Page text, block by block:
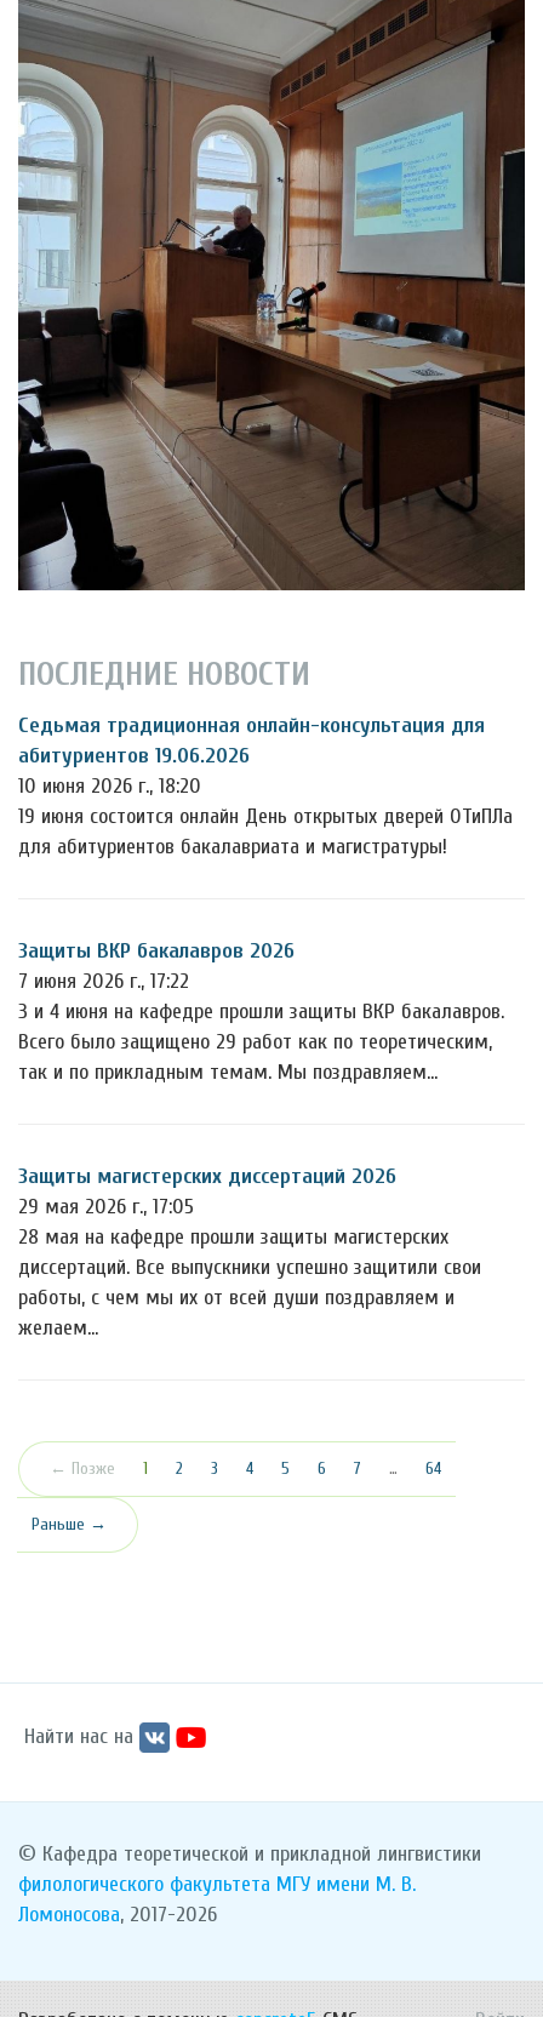
ПОСЛЕДНИЕ НОВОСТИ
Седьмая традиционная онлайн-консультация для
абитуриентов 19.06.2026
10 июня 2026 г., 18:20
19 июня состоится онлайн День открытых дверей ОТиПЛа
для абитуриентов бакалавриата и магистратуры!
Защиты ВКР бакалавров 2026
7 июня 2026 г., 17:22
3 и 4 июня на кафедре прошли защиты ВКР бакалавров.
Всего было защищено 29 работ как по теоретическим,
так и по прикладным темам. Мы поздравляем…
Защиты магистерских диссертаций 2026
29 мая 2026 г., 17:05
28 мая на кафедре прошли защиты магистерских
диссертаций. Все выпускники успешно защитили свои
работы, с чем мы их от всей души поздравляем и
желаем…
← Позже 1 (текущая)
2 3 4 5 6 7 … 64
Раньше →
Найти нас на
© Кафедра теоретической и прикладной лингвистики
филологического факультета МГУ имени М. В.
Ломоносова, 2017-2026